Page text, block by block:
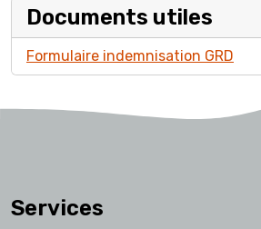
Documents utiles
Formulaire indemnisation GRD
Services